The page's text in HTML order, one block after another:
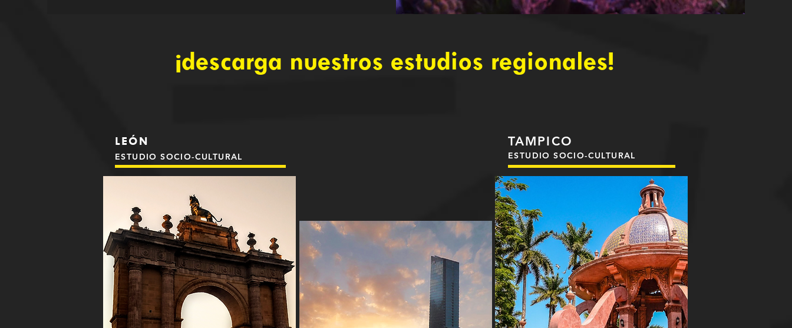
¡descarga nuestros estudios regionales!
LEÓN
ESTUDIO SOCIO-CULTURAL
TAMPICO
ESTUDIO SOCIO-CULTURAL